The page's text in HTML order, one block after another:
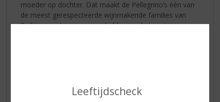
Leeftijdscheck
moeder op dochter. Dat maakt de Pellegrino’s één van
de meest gerespecteerde wijnmakende families van
Sicilië en met een enorme liefde voor het creëren van
Tip 3 – Proost op de liefde!